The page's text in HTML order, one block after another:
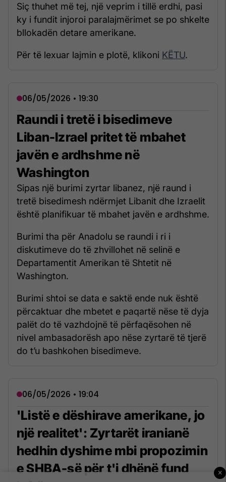
Siç thuhet më tej, një veprim i tillë erdhi, pasi
ky i fundit injoroi paralajmërimet se po shkelte
bllokadën detare amerikane.
Për të lexuar lajmin e plotë, klikoni KËTU.
06/05/2026 • 19:30
Raundi i tretë i bisedimeve
Liban-Izrael pritet të mbahet
javën e ardhshme në
Washington
Sipas një burimi zyrtar libanez, një raund i
tretë bisedimesh ndërmjet Libanit dhe Izraelit
është planifikuar të mbahet javën e ardhshme.
Burimi tha për Anadolu se raundi i ri i
diskutimeve do të zhvillohet në selinë e
Departamentit Amerikan të Shtetit në
Washington.
Burimi shtoi se data e saktë ende nuk është
përcaktuar dhe mbetet e paqartë nëse të dyja
palët do të vazhdojnë të përfaqësohen në
nivel ambasadorësh apo nëse zyrtarë të tjerë
do t’u bashkohen bisedimeve.
06/05/2026 • 19:04
'Listë e dëshirave amerikane, jo
një realitet': Zyrtarët iranianë
hedhin dyshime mbi propozimin
e SHBA-së për t'i dhënë fund
×